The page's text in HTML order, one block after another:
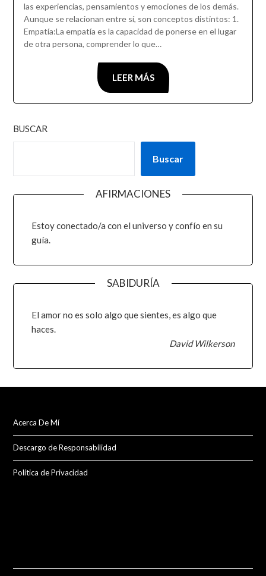
las experiencias, pensamientos y emociones de los demás.
Aunque se relacionan entre sí, son conceptos distintos: 1.
Empatía:La empatía es la capacidad de ponerse en el lugar
de otra persona, comprender lo que…
LEER MÁS
BUSCAR
Buscar
AFIRMACIONES
Estoy conectado/a con el universo y confío en su
guía.
SABIDURÍA
El amor no es solo algo que sientes, es algo que
haces.
David Wilkerson
Acerca De Mí
Descargo de Responsabilidad
Política de Privacidad